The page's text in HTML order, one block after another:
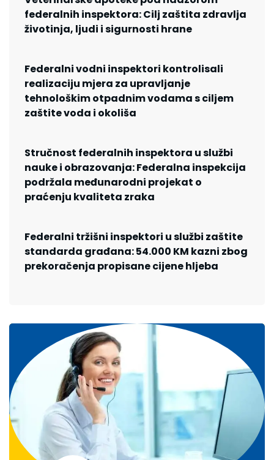
federalnih inspektora: Cilj zaštita zdravlja
životinja, ljudi i sigurnosti hrane
Federalni vodni inspektori kontrolisali
realizaciju mjera za upravljanje
tehnološkim otpadnim vodama s ciljem
zaštite voda i okoliša
Stručnost federalnih inspektora u službi
nauke i obrazovanja: Federalna inspekcija
podržala međunarodni projekat o
praćenju kvaliteta zraka
Federalni tržišni inspektori u službi zaštite
standarda građana: 54.000 KM kazni zbog
prekoračenja propisane cijene hljeba